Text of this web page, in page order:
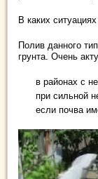
В каких
Полив данного
грунта. Очень
в районах с
при сильной
если почва